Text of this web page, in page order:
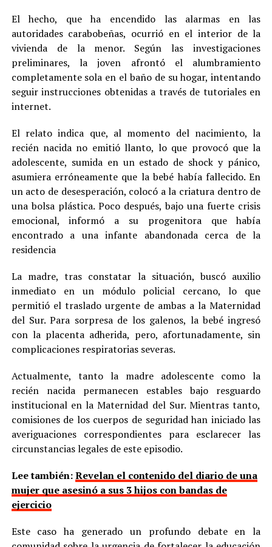
El hecho, que ha encendido las alarmas en las
autoridades carabobeñas, ocurrió en el interior de la
vivienda de la menor. Según las investigaciones
preliminares, la joven afrontó el alumbramiento
completamente sola en el baño de su hogar, intentando
seguir instrucciones obtenidas a través de tutoriales en
internet.
El relato indica que, al momento del nacimiento, la
recién nacida no emitió llanto, lo que provocó que la
adolescente, sumida en un estado de shock y pánico,
asumiera erróneamente que la bebé había fallecido. En
un acto de desesperación, colocó a la criatura dentro de
una bolsa plástica. Poco después, bajo una fuerte crisis
emocional, informó a su progenitora que había
encontrado a una infante abandonada cerca de la
residencia
La madre, tras constatar la situación, buscó auxilio
inmediato en un módulo policial cercano, lo que
permitió el traslado urgente de ambas a la Maternidad
del Sur. Para sorpresa de los galenos, la bebé ingresó
con la placenta adherida, pero, afortunadamente, sin
complicaciones respiratorias severas.
Actualmente, tanto la madre adolescente como la
recién nacida permanecen estables bajo resguardo
institucional en la Maternidad del Sur. Mientras tanto,
comisiones de los cuerpos de seguridad han iniciado las
averiguaciones correspondientes para esclarecer las
circunstancias legales de este episodio.
Lee también:Revelan el contenido del diario de una
mujer que asesinó a sus 3 hijos con bandas de
ejercicio
Este caso ha generado un profundo debate en la